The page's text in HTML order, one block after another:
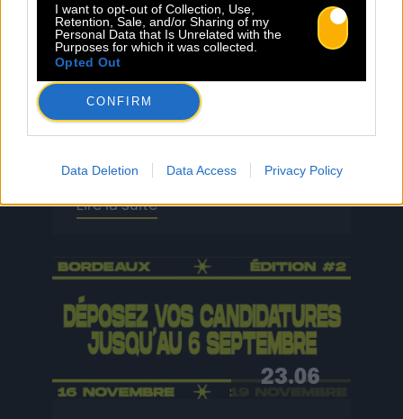
I want to opt-out of Collection, Use,
Retention, Sale, and/or Sharing of my
Personal Data that Is Unrelated with the
Purposes for which it was collected.
Opted Out
CONFIRM
Data Deletion Data Access Privacy Policy
YACAST mettent en lumière Sopycal
pour leur soirée du 10
Septembre. Trouvez ici le lien de la
billetterie. Ce qui distingue
Sopycal, c’est son mélange unique
d’insolence et de liberté. Elle
la fois intimes et poignants,
sincérité […]
Lire la suite
23.06